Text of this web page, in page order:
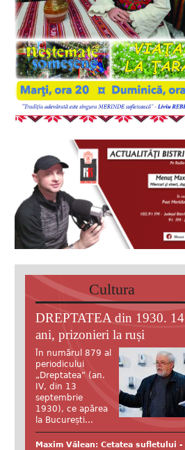
Cultura
DREPTATEA din 1930. 14
ani, prizonieri la ruși
În numărul 879 al
periodicului
„Dreptatea” (an.
IV, din 13
septembrie
1930), ce apărea
la București...
Maxim Vălean: Cetatea sufletului -